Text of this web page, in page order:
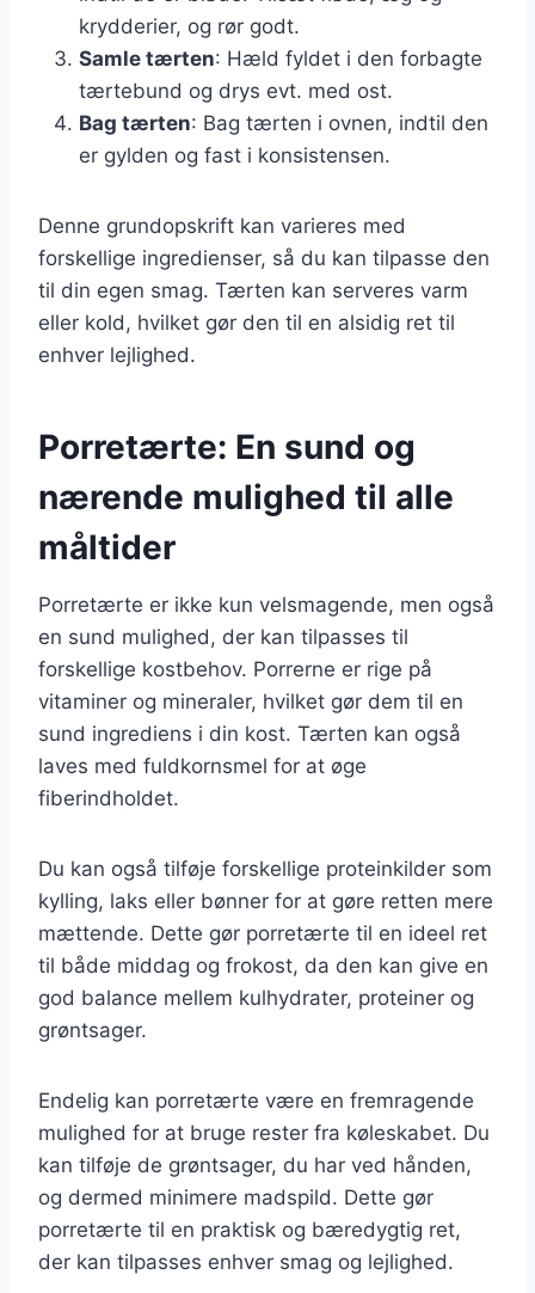
krydderier, og rør godt.
Samle tærten: Hæld fyldet i den forbagte
tærtebund og drys evt. med ost.
Bag tærten: Bag tærten i ovnen, indtil den
er gylden og fast i konsistensen.
Denne grundopskrift kan varieres med
forskellige ingredienser, så du kan tilpasse den
til din egen smag. Tærten kan serveres varm
eller kold, hvilket gør den til en alsidig ret til
enhver lejlighed.
Porretærte: En sund og
nærende mulighed til alle
måltider
Porretærte er ikke kun velsmagende, men også
en sund mulighed, der kan tilpasses til
forskellige kostbehov. Porrerne er rige på
vitaminer og mineraler, hvilket gør dem til en
sund ingrediens i din kost. Tærten kan også
laves med fuldkornsmel for at øge
fiberindholdet.
Du kan også tilføje forskellige proteinkilder som
kylling, laks eller bønner for at gøre retten mere
mættende. Dette gør porretærte til en ideel ret
til både middag og frokost, da den kan give en
god balance mellem kulhydrater, proteiner og
grøntsager.
Endelig kan porretærte være en fremragende
mulighed for at bruge rester fra køleskabet. Du
kan tilføje de grøntsager, du har ved hånden,
og dermed minimere madspild. Dette gør
porretærte til en praktisk og bæredygtig ret,
der kan tilpasses enhver smag og lejlighed.